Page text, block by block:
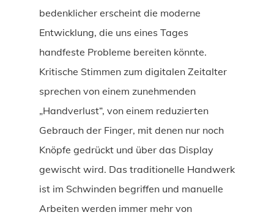
bedenklicher erscheint die moderne
Entwicklung, die uns eines Tages
handfeste Probleme bereiten könnte.
Kritische Stimmen zum digitalen Zeitalter
sprechen von einem zunehmenden
„Handverlust“, von einem reduzierten
Gebrauch der Finger, mit denen nur noch
Knöpfe gedrückt und über das Display
gewischt wird. Das traditionelle Handwerk
ist im Schwinden begriffen und manuelle
Arbeiten werden immer mehr von